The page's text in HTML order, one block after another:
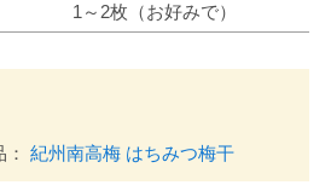
1～2枚（お好みで）
紀州南高梅 はちみつ梅干